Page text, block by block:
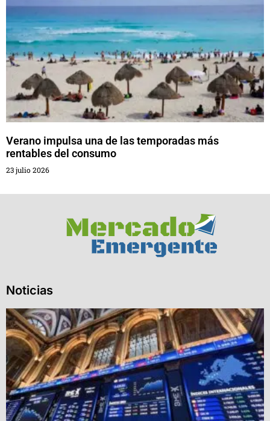
Verano impulsa una de las temporadas más
rentables del consumo
23 julio 2026
Noticias